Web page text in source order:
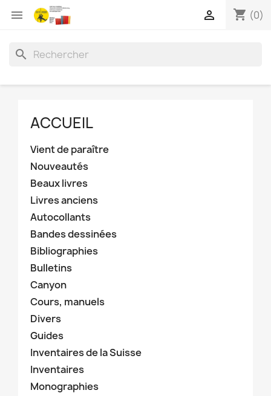
 shopping_cart (0)

search
ACCUEIL
Vient de paraître
Nouveautés
Beaux livres
Livres anciens
Autocollants
Bandes dessinées
Bibliographies
Bulletins
Canyon
Cours, manuels
Divers
Guides
Inventaires de la Suisse
Inventaires
Monographies